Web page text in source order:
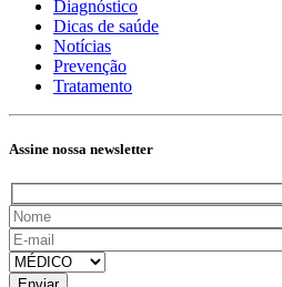
Diagnóstico
Dicas de saúde
Notícias
Prevenção
Tratamento
Assine nossa newsletter